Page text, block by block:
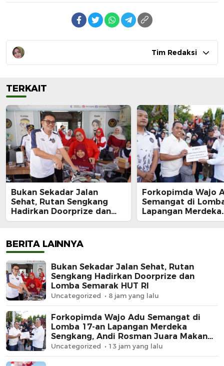
Tim Redaksi
TERKAIT
Bukan Sekadar Jalan
Sehat, Rutan Sengkang
Hadirkan Doorprize dan
Lomba Semarak HUT RI
Forkopimda Wajo
Semangat di
Lapangan Merdeka
Sengkang, Andi
BERITA LAINNYA
Bukan Sekadar Jalan Sehat, Rutan
Sengkang Hadirkan Doorprize dan
Lomba Semarak HUT RI
Uncategorized 8 jam yang lalu
Forkopimda Wajo Adu Semangat di
Lomba 17-an Lapangan Merdeka
Sengkang, Andi Rosman Juara Makan
Krupuk
Uncategorized 13 jam yang lalu